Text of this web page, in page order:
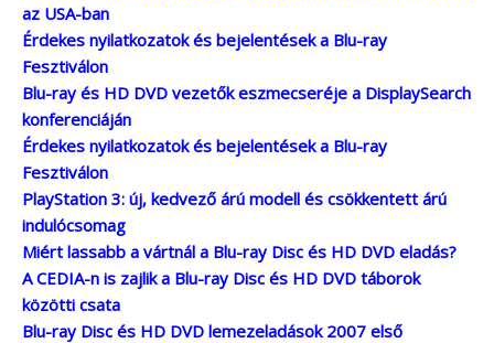
az USA-ban
Érdekes nyilatkozatok és bejelentések a Blu-ray
Fesztiválon
Blu-ray és HD DVD vezetők eszmecseréje a DisplaySearch
konferenciáján
Érdekes nyilatkozatok és bejelentések a Blu-ray
Fesztiválon
PlayStation 3: új, kedvező árú modell és csökkentett árú
indulócsomag
Miért lassabb a vártnál a Blu-ray Disc és HD DVD eladás?
A CEDIA-n is zajlik a Blu-ray Disc és HD DVD táborok
közötti csata
Blu-ray Disc és HD DVD lemezeladások 2007 első